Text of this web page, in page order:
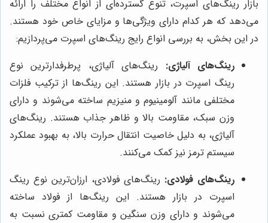
بازار رینگ‌های اسپرت، تنوع گسترده‌ای از انواع مختلف را ارائه
می‌دهد که هر کدام دارای ویژگی‌ها و مزایای خاص خود هستند.
در این بخش، به بررسی انواع رایج رینگ‌های اسپرت می‌پردازیم:
رینگ‌های آلیاژی: رینگ‌های آلیاژی، پرطرفدارترین نوع
رینگ اسپرت در بازار هستند. این رینگ‌ها از ترکیب فلزات
مختلفی مانند آلومینیوم و منیزیم ساخته می‌شوند و دارای
وزن سبک، مقاومت بالا و ظاهر جذاب هستند. رینگ‌های
آلیاژی، به دلیل خاصیت انتقال حرارت بالا، به بهبود عملکرد
سیستم ترمز نیز کمک می‌کنند.
رینگ‌های فولادی: رینگ‌های فولادی، ارزان‌ترین نوع رینگ
اسپرت در بازار هستند. این رینگ‌ها از فولاد ساخته
می‌شوند و دارای وزن سنگین و مقاومت کمتری نسبت به